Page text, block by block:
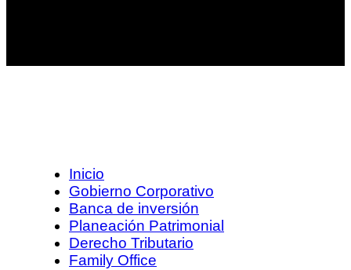
Inicio
Gobierno Corporativo
Banca de inversión
Planeación Patrimonial
Derecho Tributario
Family Office